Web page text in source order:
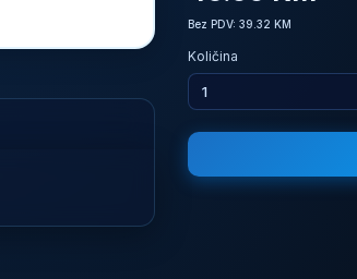
Bez PDV: 39.32 KM
Količina